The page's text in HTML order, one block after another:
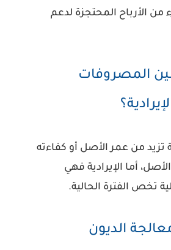
من الأرباح المحتجزة لدعم
بين المصروفات
تزيد من عمر الأصل أو كفاءته
أما الإيرادية فهي
تخص الفترة الحالية.
الديون